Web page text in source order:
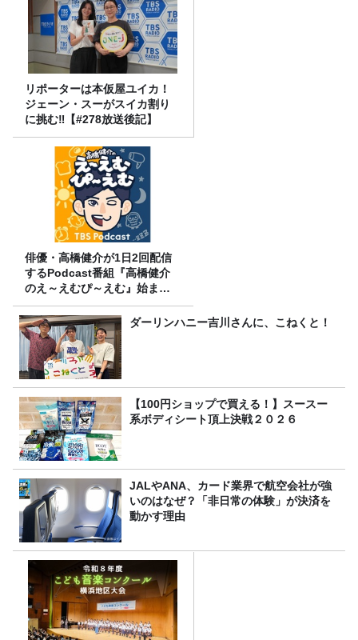
リポーターは本仮屋ユイカ！
ジェーン・スーがスイカ割り
に挑む‼【#278放送後記】
俳優・高橋健介が1日2回配信
するPodcast番組『高橋健介
のえ～えむぴ～えむ』始まり
ます
ダーリンハニー吉川さんに、こねくと！
【100円ショップで買える！】スースー
系ボディシート頂上決戦２０２６
JALやANA、カード業界で航空会社が強
いのはなぜ？「非日常の体験」が決済を
動かす理由